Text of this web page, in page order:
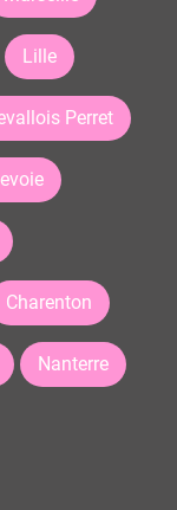
Lille
Perret
Charenton
Nanterre